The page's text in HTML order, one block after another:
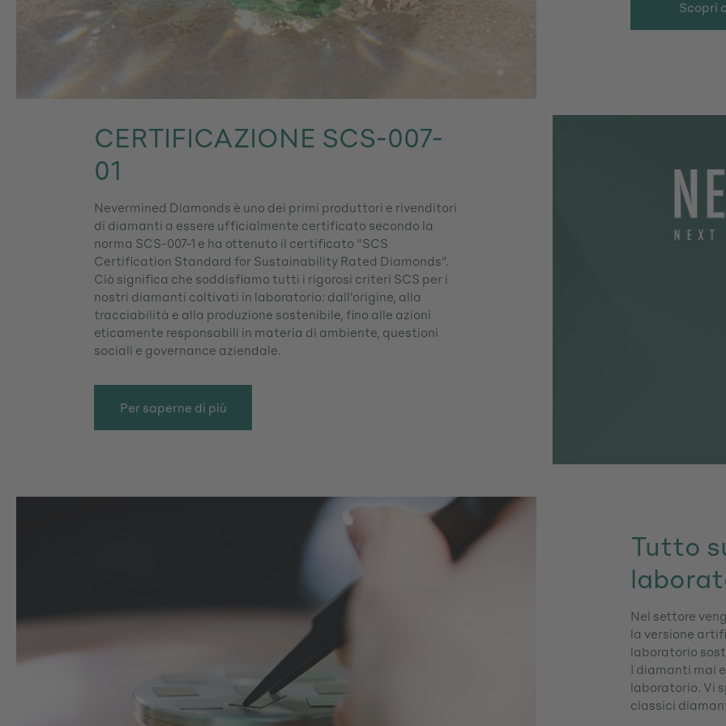
Scopri
CERTIFICAZIONE SCS-007-
01
Nevermined Diamonds è uno dei primi produttori e rivenditori
di diamanti a essere ufficialmente certificato secondo la
norma SCS-007-1 e ha ottenuto il certificato “SCS
Certification Standard for Sustainability Rated Diamonds”.
Ciò significa che soddisfiamo tutti i rigorosi criteri SCS per i
nostri diamanti coltivati in laboratorio: dall'origine, alla
tracciabilità e alla produzione sostenibile, fino alle azioni
eticamente responsabili in materia di ambiente, questioni
sociali e governance aziendale.
Per saperne di più
Tutto
Nel settore
la versione
laboratorio
I diamanti mai
laboratorio. Vi
classici